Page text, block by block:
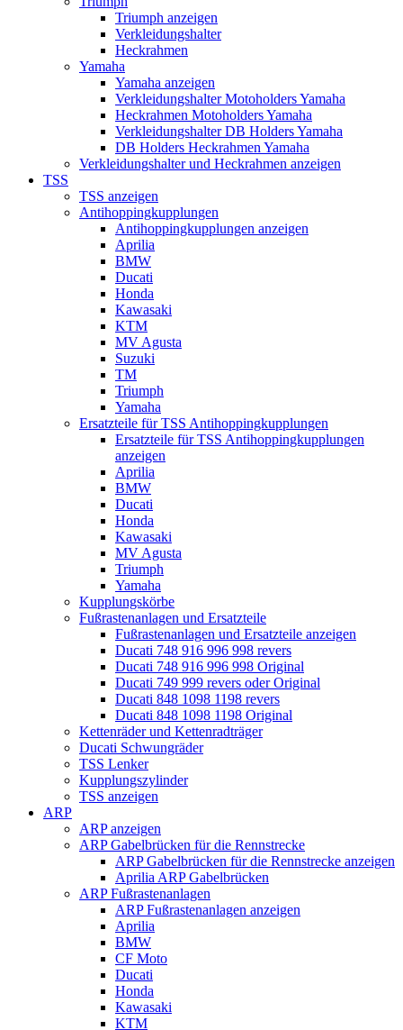
Triumph anzeigen
Verkleidungshalter
Heckrahmen
Yamaha
Yamaha anzeigen
Verkleidungshalter Motoholders Yamaha
Heckrahmen Motoholders Yamaha
Verkleidungshalter DB Holders Yamaha
DB Holders Heckrahmen Yamaha
Verkleidungshalter und Heckrahmen anzeigen
TSS
TSS anzeigen
Antihoppingkupplungen
Antihoppingkupplungen anzeigen
Aprilia
BMW
Ducati
Honda
Kawasaki
KTM
MV Agusta
Suzuki
TM
Triumph
Yamaha
Ersatzteile für TSS Antihoppingkupplungen
Ersatzteile für TSS Antihoppingkupplungen
anzeigen
Aprilia
BMW
Ducati
Honda
Kawasaki
MV Agusta
Triumph
Yamaha
Kupplungskörbe
Fußrastenanlagen und Ersatzteile
Fußrastenanlagen und Ersatzteile anzeigen
Ducati 748 916 996 998 revers
Ducati 748 916 996 998 Original
Ducati 749 999 revers oder Original
Ducati 848 1098 1198 revers
Ducati 848 1098 1198 Original
Kettenräder und Kettenradträger
Ducati Schwungräder
TSS Lenker
Kupplungszylinder
TSS anzeigen
ARP
ARP anzeigen
ARP Gabelbrücken für die Rennstrecke
ARP Gabelbrücken für die Rennstrecke anzeigen
Aprilia ARP Gabelbrücken
ARP Fußrastenanlagen
ARP Fußrastenanlagen anzeigen
Aprilia
BMW
CF Moto
Ducati
Honda
Kawasaki
KTM